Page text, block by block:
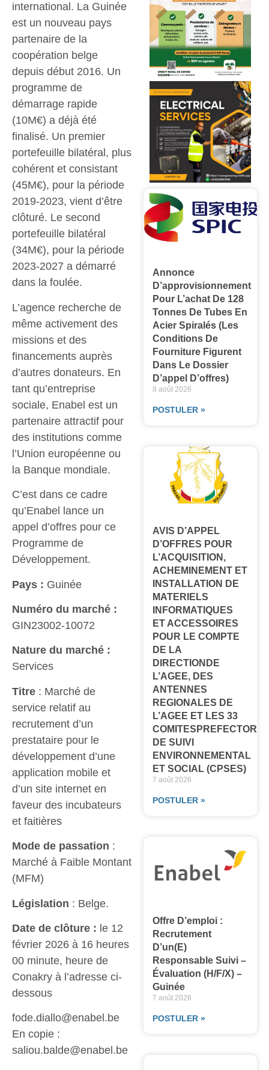
international. La Guinée
est un nouveau pays
partenaire de la
coopération belge
depuis début 2016. Un
programme de
démarrage rapide
(10M€) a déjà été
finalisé. Un premier
portefeuille bilatéral, plus
cohérent et consistant
(45M€), pour la période
2019-2023, vient d’être
clôturé. Le second
portefeuille bilatéral
(34M€), pour la période
2023-2027 a démarré
dans la foulée.
L’agence recherche de
même activement des
missions et des
financements auprès
d’autres donateurs. En
tant qu’entreprise
sociale, Enabel est un
partenaire attractif pour
des institutions comme
l’Union européenne ou
la Banque mondiale.
C’est dans ce cadre
qu’Enabel lance un
appel d’offres pour ce
Programme de
Développement.
Pays : Guinée
Numéro du marché :
GIN23002-10072
Nature du marché :
Services
Titre : Marché de
service relatif au
recrutement d’un
prestataire pour le
développement d’une
application mobile et
d’un site internet en
faveur des incubateurs
et faitières
Mode de passation :
Marché à Faible Montant
(MFM)
Législation : Belge.
Date de clôture : le 12
février 2026 à 16 heures
00 minute, heure de
Conakry à l’adresse ci-
dessous
fode.diallo@enabel.be
En copie :
saliou.balde@enabel.be
Annonce
D’approvisionnement
Pour L’achat De 128
Tonnes De Tubes En
Acier Spiralés (les
Conditions De
Fourniture Figurent
Dans Le Dossier
D’appel D’offres)
8 août 2026
POSTULER »
AVIS D’APPEL
D’OFFRES POUR
L’ACQUISITION,
ACHEMINEMENT ET
INSTALLATION DE
MATERIELS
INFORMATIQUES
ET ACCESSOIRES
POUR LE COMPTE
DE LA
DIRECTIONDE
L’AGEE, DES
ANTENNES
REGIONALES DE
L’AGEE ET LES 33
DE SUIVI
ENVIRONNEMENTAL
ET SOCIAL (CPSES)
7 août 2026
POSTULER »
Offre D’emploi :
Recrutement
D’un(e)
Responsable Suivi –
Évaluation (H/F/X) –
Guinée
7 août 2026
POSTULER »